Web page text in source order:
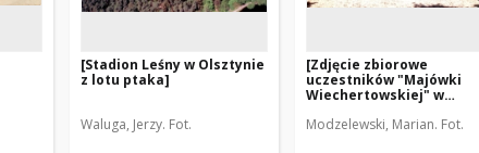
[Stadion Leśny w Olsztynie
z lotu ptaka]
Waluga, Jerzy. Fot.
[Zdjęcie zbiorowe
uczestników "Majówki
Wiechertowskiej" w
Modzelewski, Marian. Fot.